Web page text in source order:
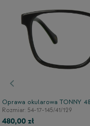
Poprzedni
Oprawa okularowa TONNY
Rozmiar: 54-17-145/41/129
480,00 zł